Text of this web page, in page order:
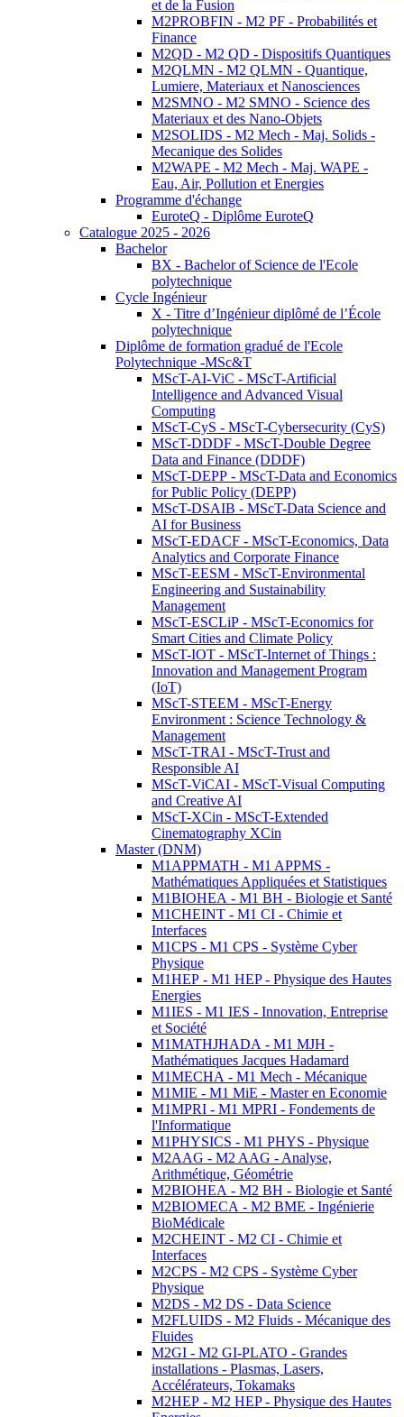
et de la Fusion
M2PROBFIN - M2 PF - Probabilités et
Finance
M2QD - M2 QD - Dispositifs Quantiques
M2QLMN - M2 QLMN - Quantique,
Lumiere, Materiaux et Nanosciences
M2SMNO - M2 SMNO - Science des
Materiaux et des Nano-Objets
M2SOLIDS - M2 Mech - Maj. Solids -
Mecanique des Solides
M2WAPE - M2 Mech - Maj. WAPE -
Eau, Air, Pollution et Energies
Programme d'échange
EuroteQ - Diplôme EuroteQ
Catalogue 2025 - 2026
Bachelor
BX - Bachelor of Science de l'Ecole
polytechnique
Cycle Ingénieur
X - Titre d’Ingénieur diplômé de l’École
polytechnique
Diplôme de formation gradué de l'Ecole
Polytechnique -MSc&T
MScT-AI-ViC - MScT-Artificial
Intelligence and Advanced Visual
Computing
MScT-CyS - MScT-Cybersecurity (CyS)
MScT-DDDF - MScT-Double Degree
Data and Finance (DDDF)
MScT-DEPP - MScT-Data and Economics
for Public Policy (DEPP)
MScT-DSAIB - MScT-Data Science and
AI for Business
MScT-EDACF - MScT-Economics, Data
Analytics and Corporate Finance
MScT-EESM - MScT-Environmental
Engineering and Sustainability
Management
MScT-ESCLiP - MScT-Economics for
Smart Cities and Climate Policy
MScT-IOT - MScT-Internet of Things :
Innovation and Management Program
(IoT)
MScT-STEEM - MScT-Energy
Environment : Science Technology &
Management
MScT-TRAI - MScT-Trust and
Responsible AI
MScT-ViCAI - MScT-Visual Computing
and Creative AI
MScT-XCin - MScT-Extended
Cinematography XCin
Master (DNM)
M1APPMATH - M1 APPMS -
Mathématiques Appliquées et Statistiques
M1BIOHEA - M1 BH - Biologie et Santé
M1CHEINT - M1 CI - Chimie et
Interfaces
M1CPS - M1 CPS - Système Cyber
Physique
M1HEP - M1 HEP - Physique des Hautes
Energies
M1IES - M1 IES - Innovation, Entreprise
et Société
M1MATHJHADA - M1 MJH -
Mathématiques Jacques Hadamard
M1MECHA - M1 Mech - Mécanique
M1MIE - M1 MiE - Master en Economie
M1MPRI - M1 MPRI - Fondements de
l'Informatique
M1PHYSICS - M1 PHYS - Physique
M2AAG - M2 AAG - Analyse,
Arithmétique, Géométrie
M2BIOHEA - M2 BH - Biologie et Santé
M2BIOMECA - M2 BME - Ingénierie
BioMédicale
M2CHEINT - M2 CI - Chimie et
Interfaces
M2CPS - M2 CPS - Système Cyber
Physique
M2DS - M2 DS - Data Science
M2FLUIDS - M2 Fluids - Mécanique des
Fluides
M2GI - M2 GI-PLATO - Grandes
installations - Plasmas, Lasers,
Accélérateurs, Tokamaks
M2HEP - M2 HEP - Physique des Hautes